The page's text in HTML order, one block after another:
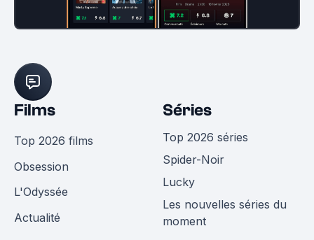
Films
Top 2026 films
Obsession
L'Odyssée
Actualité
Séries
Top 2026 séries
Spider-Noir
Lucky
Les nouvelles séries du
moment